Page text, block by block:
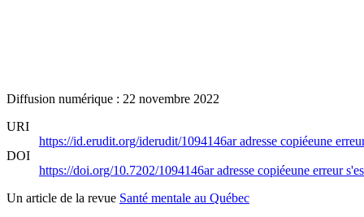
Diffusion numérique : 22 novembre 2022
URI
https://id.erudit.org/iderudit/1094146aradresse copiéeune
DOI
https://doi.org/10.7202/1094146aradresse copiéeune erreur
Un article de la revue Santé mentale au Québec